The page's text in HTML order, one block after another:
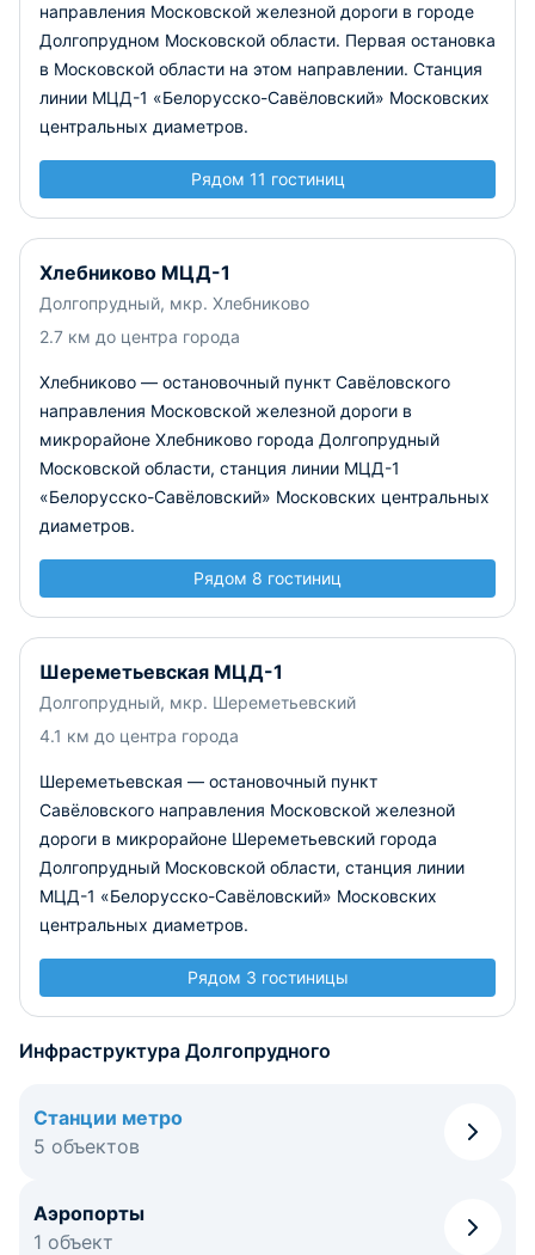
направления Московской железной дороги в городе
Долгопрудном Московской области. Первая остановка
в Московской области на этом направлении. Станция
линии МЦД-1 «Белорусско-Савёловский» Московских
центральных диаметров.
Рядом 11 гостиниц
Хлебниково МЦД-1
Долгопрудный, мкр. Хлебниково
2.7 км до центра города
Хлебниково — остановочный пункт Савёловского
направления Московской железной дороги в
микрорайоне Хлебниково города Долгопрудный
Московской области, станция линии МЦД-1
«Белорусско-Савёловский» Московских центральных
диаметров.
Рядом 8 гостиниц
Шереметьевская МЦД-1
Долгопрудный, мкр. Шереметьевский
4.1 км до центра города
Шереметьевская — остановочный пункт
Савёловского направления Московской железной
дороги в микрорайоне Шереметьевский города
Долгопрудный Московской области, станция линии
МЦД-1 «Белорусско-Савёловский» Московских
центральных диаметров.
Рядом 3 гостиницы
Инфраструктура Долгопрудного
Станции метро
5 объектов
Аэропорты
1 объект